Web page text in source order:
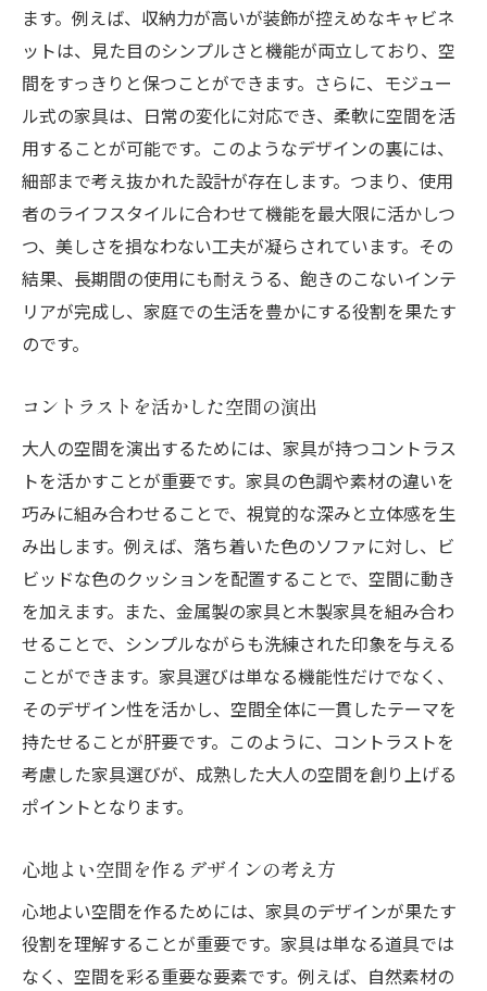
ます。例えば、収納力が高いが装飾が控えめなキャビネ
ットは、見た目のシンプルさと機能が両立しており、空
間をすっきりと保つことができます。さらに、モジュー
ル式の家具は、日常の変化に対応でき、柔軟に空間を活
用することが可能です。このようなデザインの裏には、
細部まで考え抜かれた設計が存在します。つまり、使用
者のライフスタイルに合わせて機能を最大限に活かしつ
つ、美しさを損なわない工夫が凝らされています。その
結果、長期間の使用にも耐えうる、飽きのこないインテ
リアが完成し、家庭での生活を豊かにする役割を果たす
のです。
コントラストを活かした空間の演出
大人の空間を演出するためには、家具が持つコントラス
トを活かすことが重要です。家具の色調や素材の違いを
巧みに組み合わせることで、視覚的な深みと立体感を生
み出します。例えば、落ち着いた色のソファに対し、ビ
ビッドな色のクッションを配置することで、空間に動き
を加えます。また、金属製の家具と木製家具を組み合わ
せることで、シンプルながらも洗練された印象を与える
ことができます。家具選びは単なる機能性だけでなく、
そのデザイン性を活かし、空間全体に一貫したテーマを
持たせることが肝要です。このように、コントラストを
考慮した家具選びが、成熟した大人の空間を創り上げる
ポイントとなります。
心地よい空間を作るデザインの考え方
心地よい空間を作るためには、家具のデザインが果たす
役割を理解することが重要です。家具は単なる道具では
なく、空間を彩る重要な要素です。例えば、自然素材の